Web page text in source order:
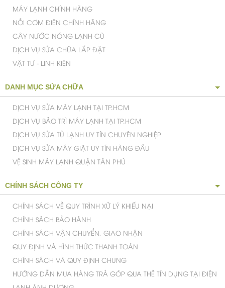
MÁY LẠNH CHÍNH HÃNG
NỒI CƠM ĐIỆN CHÍNH HÃNG
CÂY NƯỚC NÓNG LẠNH CŨ
DỊCH VỤ SỬA CHỮA LẮP ĐẶT
VẬT TƯ - LINH KIỆN
DANH MỤC SỬA CHỮA
DỊCH VỤ SỬA MÁY LẠNH TẠI TP.HCM
DỊCH VỤ BẢO TRÌ MÁY LẠNH TẠI TP.HCM
DỊCH VỤ SỬA TỦ LẠNH UY TÍN CHUYÊN NGHIỆP
DỊCH VỤ SỬA MÁY GIẶT UY TÍN HÀNG ĐẦU
VỆ SINH MÁY LẠNH QUẬN TÂN PHÚ
CHÍNH SÁCH CÔNG TY
CHÍNH SÁCH VỀ QUY TRÌNH XỬ LÝ KHIẾU NẠI
CHÍNH SÁCH BẢO HÀNH
CHÍNH SÁCH VẬN CHUYỂN, GIAO NHẬN
QUY ĐỊNH VÀ HÌNH THỨC THANH TOÁN
CHÍNH SÁCH VÀ QUY ĐỊNH CHUNG
HƯỚNG DẪN MUA HÀNG TRẢ GÓP QUA THẺ TÍN DỤNG TẠI ĐIỆN